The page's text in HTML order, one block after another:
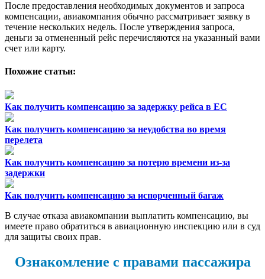
После предоставления необходимых документов и запроса
компенсации, авиакомпания обычно рассматривает заявку в
течение нескольких недель. После утверждения запроса,
деньги за отмененный рейс перечисляются на указанный вами
счет или карту.
Похожие статьи:
Как получить компенсацию за задержку рейса в ЕС
Как получить компенсацию за неудобства во время
перелета
Как получить компенсацию за потерю времени из-за
задержки
Как получить компенсацию за испорченный багаж
В случае отказа авиакомпании выплатить компенсацию, вы
имеете право обратиться в авиационную инспекцию или в суд
для защиты своих прав.
Ознакомление с правами пассажира